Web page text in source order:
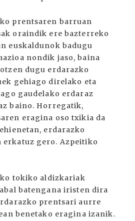
prentsaren barruan
oraindik ere bazterreko
euskaldunok badugu
nondik jaso, baina
dugu erdarazko
gehiago direlako eta
gaudelako erdaraz
baino. Horregatik,
eragina oso txikia da
erdarazko
gero. Azpeitiko
tokiko aldizkariak
batengana iristen dira
prentsari aurre
benetako eragina izanik.